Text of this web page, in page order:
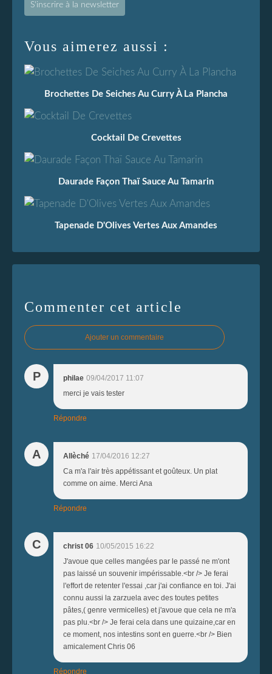
S'inscrire à la newsletter
Vous aimerez aussi :
Brochettes De Seiches Au Curry À La Plancha
Cocktail De Crevettes
Daurade Façon Thaï Sauce Au Tamarin
Tapenade D'Olives Vertes Aux Amandes
Commenter cet article
Ajouter un commentaire
P philae 09/04/2017 11:07
merci je vais tester
Répondre
A Allèché 17/04/2016 12:27
Ca m'a l'air très appétissant et goûteux. Un plat
comme on aime. Merci Ana
Répondre
C christ 06 10/05/2015 16:22
J'avoue que celles mangées par le passé ne m'ont
pas laissé un souvenir impérissable.<br /> Je ferai
l'effort de retenter l'essai ,car j'ai confiance en toi. J'ai
connu aussi la zarzuela avec des toutes petites
pâtes,( genre vermicelles) et j'avoue que cela ne m'a
pas plu.<br /> Je ferai cela dans une quizaine,car en
ce moment, nos intestins sont en guerre.<br /> Bien
amicalement Chris 06
Répondre